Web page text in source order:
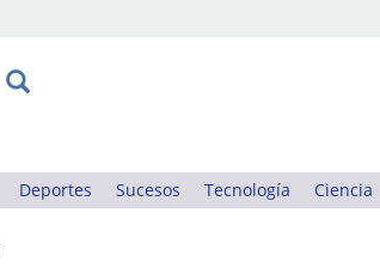
Deportes Sucesos Tecnología Ciencia